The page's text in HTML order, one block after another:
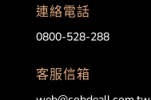
連絡電話
0800-528-288
客服信箱